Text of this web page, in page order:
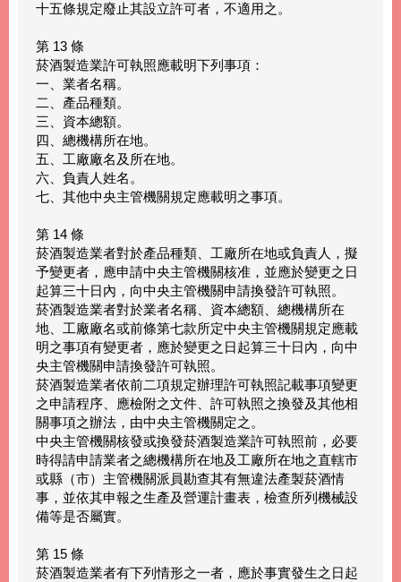
十五條規定廢止其設立許可者，不適用之。
第 13 條
菸酒製造業許可執照應載明下列事項：
一、業者名稱。
二、產品種類。
三、資本總額。
四、總機構所在地。
五、工廠廠名及所在地。
六、負責人姓名。
七、其他中央主管機關規定應載明之事項。
第 14 條
菸酒製造業者對於產品種類、工廠所在地或負責人，擬
予變更者，應申請中央主管機關核准，並應於變更之日
起算三十日內，向中央主管機關申請換發許可執照。
菸酒製造業者對於業者名稱、資本總額、總機構所在
地、工廠廠名或前條第七款所定中央主管機關規定應載
明之事項有變更者，應於變更之日起算三十日內，向中
央主管機關申請換發許可執照。
菸酒製造業者依前二項規定辦理許可執照記載事項變更
之申請程序、應檢附之文件、許可執照之換發及其他相
關事項之辦法，由中央主管機關定之。
中央主管機關核發或換發菸酒製造業許可執照前，必要
時得請申請業者之總機構所在地及工廠所在地之直轄市
或縣（市）主管機關派員勘查其有無違法產製菸酒情
事，並依其申報之生產及營運計畫表，檢查所列機械設
備等是否屬實。
第 15 條
菸酒製造業者有下列情形之一者，應於事實發生之日起